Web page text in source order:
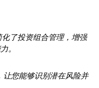
了投资组合管理，增强
。
您能够识别潜在风险并